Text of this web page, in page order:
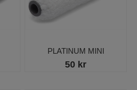
PLATINUM MINI
50 kr